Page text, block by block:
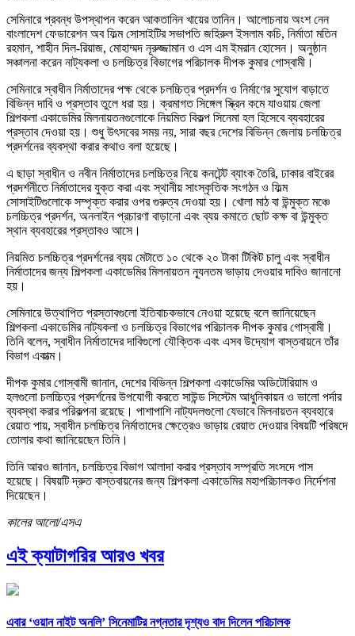
সেমিনারে প্রবন্ধ উপস্থাপন করেন আকতানিন খায়ের তানিন। আলোচনায় অংশ নেন
বাংলাদেশ ফেডারেশন অব ফিল্ম সোসাইটির সভাপতি জহিরুল ইসলাম কচি, নির্মাতা মতিন
রহমান, শাহীন দিল-রিয়াজ, মোহাম্মদ নূরুজ্জামান ও এস এম ইমরান হোসেন। অনুষ্ঠান
সঞ্চালনা করেন নাট্যকলা ও চলচ্চিত্র বিভাগের পরিচালক দীপক কুমার গোস্বামী।
সেমিনারে স্বাধীন নির্মাতাদের পক্ষ থেকে চলচ্চিত্র প্রদর্শন ও নির্মাণের সুযোগ বাড়াতে
বিভিন্ন দাবি ও প্রস্তাব তুলে ধরা হয়। ক্রমাগত সিঙ্গেল স্ক্রিন কমে যাওয়ায় জেলা
শিল্পকলা একাডেমির মিলনায়তনগুলোকে নিয়মিত বিকল্প সিনেমা হল হিসেবে ব্যবহারের
প্রস্তাব দেওয়া হয়। শুধু উৎসবের সময় নয়, সারা বছর দেশের বিভিন্ন জেলায় চলচ্চিত্র
প্রদর্শনের ব্যবস্থা করার কথাও বলা হয়েছে।
এ ছাড়া স্বাধীন ও নবীন নির্মাতাদের চলচ্চিত্র নিয়ে কনটেন্ট ব্যাংক তৈরি, ঢাকার বাইরের
প্রদর্শনীতে নির্মাতাদের যুক্ত করা এবং স্থানীয় সাংস্কৃতিক সংগঠন ও ফিল্ম
সোসাইটিগুলোকে সম্পৃক্ত করার ওপর গুরুত্ব দেওয়া হয়। খোলা মাঠ বা উন্মুক্ত মঞ্চে
চলচ্চিত্র প্রদর্শন, অনলাইন প্রচারণা বাড়ানো এবং ব্যয় কমাতে ছোট কক্ষ বা উন্মুক্ত
স্থান ব্যবহারের প্রস্তাবও আসে।
নিয়মিত চলচ্চিত্র প্রদর্শনের ব্যয় মেটাতে ১০ থেকে ২০ টাকা টিকিট চালু এবং স্বাধীন
নির্মাতাদের জন্য শিল্পকলা একাডেমির মিলনায়তন ন্যূনতম ভাড়ায় দেওয়ার দাবিও জানানো
হয়।
সেমিনারে উত্থাপিত প্রস্তাবগুলো ইতিবাচকভাবে নেওয়া হয়েছে বলে জানিয়েছেন
শিল্পকলা একাডেমির নাট্যকলা ও চলচ্চিত্র বিভাগের পরিচালক দীপক কুমার গোস্বামী।
তিনি বলেন, স্বাধীন নির্মাতাদের দাবিগুলো যৌক্তিক এবং এসব উদ্যোগ বাস্তবায়নে তাঁর
বিভাগ একাত্ম।
দীপক কুমার গোস্বামী জানান, দেশের বিভিন্ন শিল্পকলা একাডেমির অডিটোরিয়াম ও
হলগুলো চলচ্চিত্র প্রদর্শনের উপযোগী করতে সাউন্ড সিস্টেম আধুনিকায়ন ও ভালো পর্দার
ব্যবস্থা করার পরিকল্পনা রয়েছে। পাশাপাশি নাট্যদলগুলো যেভাবে মিলনায়তন ব্যবহারে
রেয়াত পায়, স্বাধীন চলচ্চিত্র নির্মাতাদের ক্ষেত্রেও ভাড়ায় রেয়াত দেওয়ার বিষয়টি পরিষদে
তোলার কথা জানিয়েছেন তিনি।
তিনি আরও জানান, চলচ্চিত্র বিভাগ আলাদা করার প্রস্তাব সম্প্রতি সংসদে পাস
হয়েছে। বিষয়টি দ্রুত বাস্তবায়নের জন্য শিল্পকলা একাডেমির মহাপরিচালকও নির্দেশনা
দিয়েছেন।
কালের আলো/এসএ
এই ক্যাটাগরির আরও খবর
এবার ‘ওয়ান নাইট অনলি’ সিনেমাটির নগ্নতার দৃশ্যও বাদ দিলেন পরিচালক